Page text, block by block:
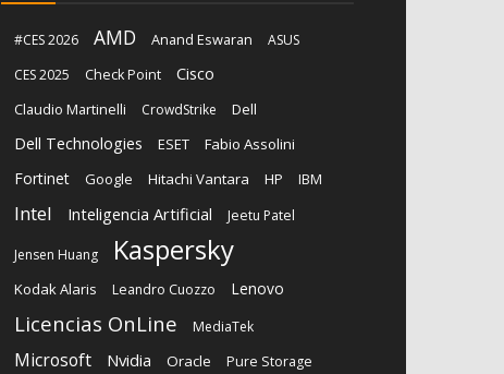
#CES 2026 AMD Anand Eswaran
ASUS
CES 2025
Check Point Cisco
Claudio Martinelli CrowdStrike Dell
Dell Technologies ESET Fabio Assolini
Fortinet Google Hitachi Vantara HP IBM
Intel Inteligencia Artificial Jeetu Patel
Jensen Huang Kaspersky
Kodak Alaris Leandro Cuozzo Lenovo
Licencias OnLine MediaTek
Microsoft Nvidia Oracle Pure Storage